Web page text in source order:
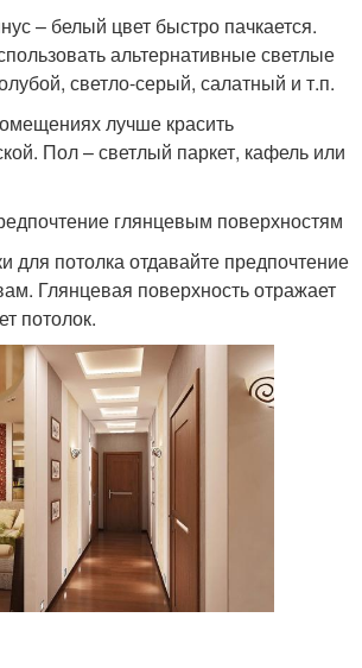
– белый цвет быстро пачкается.
альтернативные светлые
светло-серый, салатный и т.п.
лучше красить
Пол – светлый паркет, кафель или
глянцевым поверхностям
для потолка отдавайте предпочтение
Глянцевая поверхность отражает
потолок.